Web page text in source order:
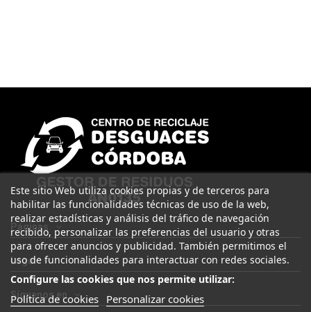
Páginas
Legal
Este sitio Web utiliza cookies propias y de terceros para
habilitar las funcionalidades técnicas de uso de la web,
realizar estadísticas y análisis del tráfico de navegación
recibido, personalizar las preferencias del usuario y otras
para ofrecer anuncios y publicidad. También permitimos el
uso de funcionalidades para interactuar con redes sociales.
Configure las cookies que nos permite utilizar:
Política de cookies Personalizar cookies
Síguenos en